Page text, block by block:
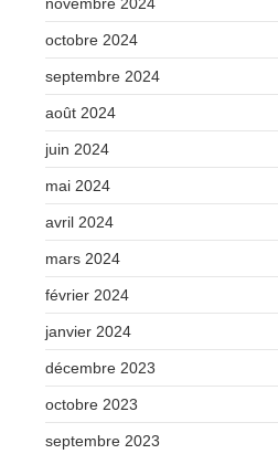
octobre 2024
septembre 2024
août 2024
juin 2024
mai 2024
avril 2024
mars 2024
février 2024
janvier 2024
décembre 2023
octobre 2023
septembre 2023